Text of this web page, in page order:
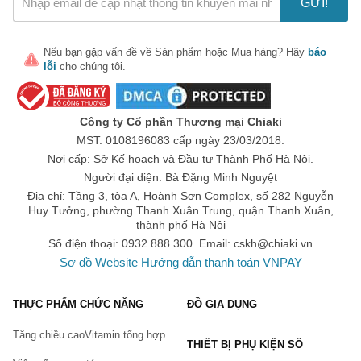
Cần sử dụng sản phẩm đúng liều lượng, định kỳ. Sản phẩm
nhất định để phát huy hiệu quả.
Trong quá trình sử dụng bạn cần thường xuyên kiểm tra,
đánh giá tình trạng vấn đề của mình để nhận thấy được kết
quả mà sản phẩm mang tới
Sản phẩm hỗ trợ xương khớp không dùng cho người dưới 18
tuổi, phụ nữ có thai, đang cho con bú, …
Trong quá trình sử dụng, người dùng gặp vấn đề bất thường
thì nên dừng sử dụng và hỏi tư vấn bác sĩ chuyên môn.
Top thương hiệu & sản phẩm hỗ trợ xương khớp - thoái
hóa khớp
Chiaki.vn hiện nay đang cung cấp rất nhiều sản phẩm hỗ trợ
từ nhiều thương hiệu nổi tiếng, được nhiều người tiêu dùng trên
mục Glucosamine và dầu xoa bóp, hỗ trợ người tiêu dùng tìm
kiếm sản phẩm phù hợp với nhu cầu sử dụng của mình hơn.
GỬI!
Nếu bạn gặp vấn đề về Sản phẩm hoặc Mua hàng? Hãy báo
lỗi cho chúng tôi.
Công ty Cổ phần Thương mại Chiaki
MST: 0108196083 cấp ngày 23/03/2018.
Nơi cấp: Sở Kế hoạch và Đầu tư Thành Phố Hà Nội.
Người đại diện: Bà Đặng Minh Nguyệt
Địa chỉ: Tầng 3, tòa A, Hoành Sơn Complex, số 282 Nguyễn
Huy Tưởng, phường Thanh Xuân Trung, quận Thanh Xuân,
thành phố Hà Nội
Số điện thoại: 0932.888.300. Email: cskh@chiaki.vn
Sơ đồ Website Hướng dẫn thanh toán VNPAY
THỰC PHẨM CHỨC NĂNG
Tăng chiều caoVitamin tổng hợp
ĐỒ GIA DỤNG
THIẾT BỊ PHỤ KIỆN SỐ